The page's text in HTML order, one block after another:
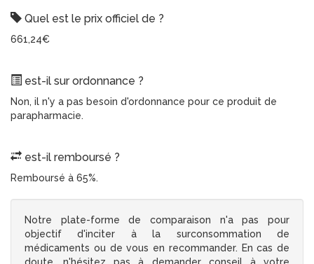
Quel est le prix officiel de ?
661,24€
est-il sur ordonnance ?
Non, il n'y a pas besoin d'ordonnance pour ce produit de
parapharmacie.
est-il remboursé ?
Remboursé à 65%.
Notre plate-forme de comparaison n'a pas pour
objectif d'inciter à la surconsommation de
médicaments ou de vous en recommander. En cas de